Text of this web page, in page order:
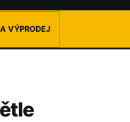
VÝPRODEJ